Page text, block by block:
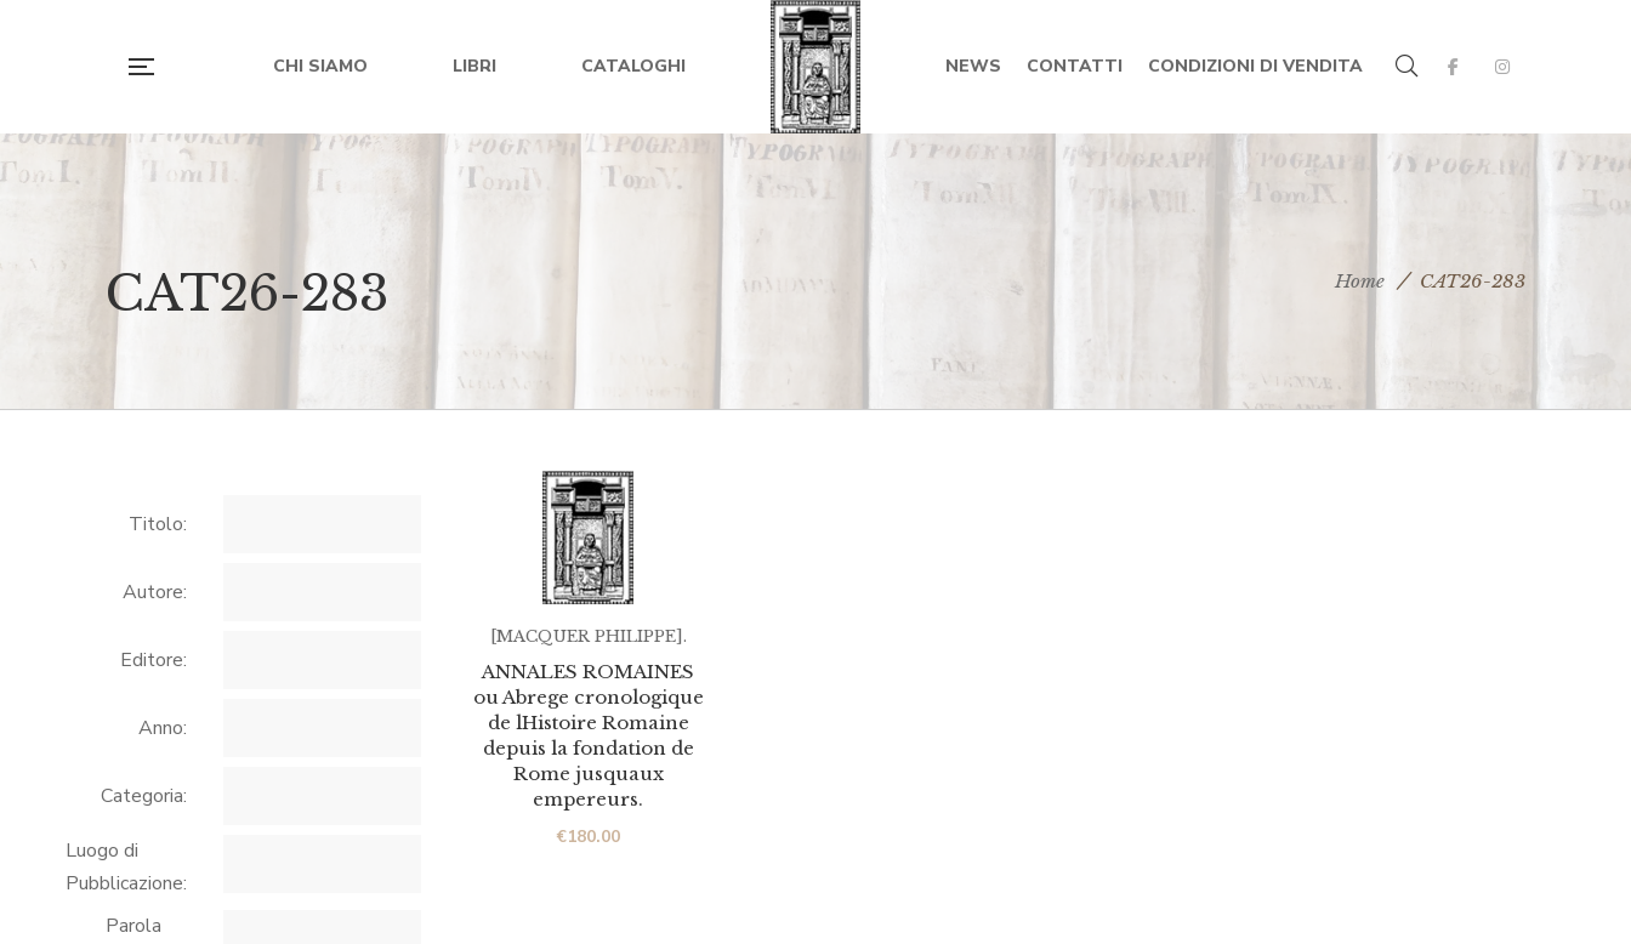
CHI SIAMO LIBRI CATALOGHI NEWS CONTATTI CONDIZIONI DI VENDITA
CAT26-283 Home CAT26-283
ANNALES ROMAINES
ou Abrege cronologique
de lHistoire Romaine
depuis la fondation de
Rome jusquaux
empereurs.
€180.00
[MACQUER PHILIPPE].
Titolo:
Autore:
Editore:
Anno:
Categoria:
Luogo di
Pubblicazione:
Parola